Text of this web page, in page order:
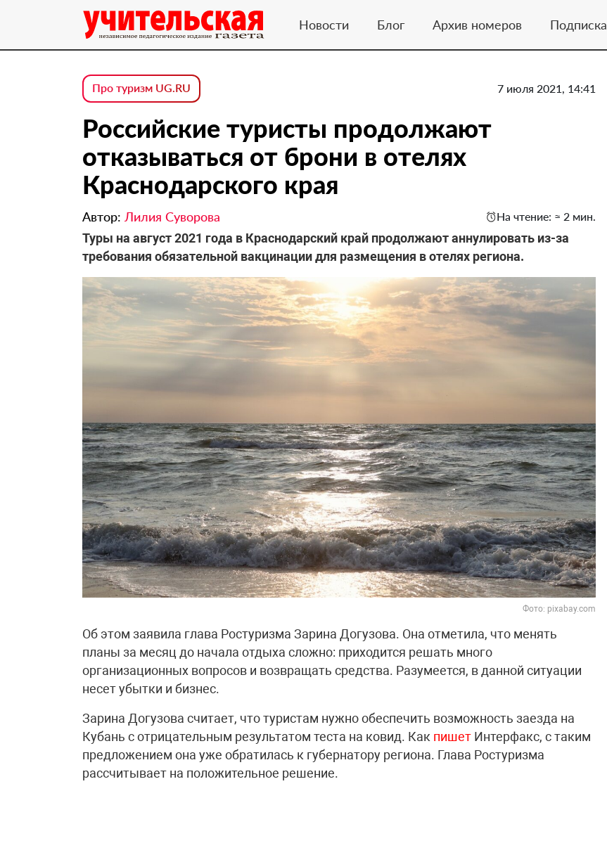
Новости Блог Архив номеров Подписка
Про туризм UG.RU 7 июля 2021, 14:41
Российские туристы продолжают
отказываться от брони в отелях
Краснодарского края
Автор: Лилия Суворова На чтение: ≈ 2 мин.
Туры на август 2021 года в Краснодарский край продолжают аннулировать из-за
требования обязательной вакцинации для размещения в отелях региона.
Фото: pixabay.com
Об этом заявила глава Ростуризма Зарина Догузова. Она отметила, что менять
планы за месяц до начала отдыха сложно: приходится решать много
организационных вопросов и возвращать средства. Разумеется, в данной ситуации
несет убытки и бизнес.
Зарина Догузова считает, что туристам нужно обеспечить возможность заезда на
Кубань с отрицательным результатом теста на ковид. Как пишет Интерфакс, с таким
предложением она уже обратилась к губернатору региона. Глава Ростуризма
рассчитывает на положительное решение.